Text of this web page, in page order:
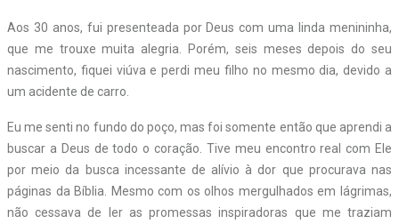
Aos 30 anos, fui presenteada por Deus com uma linda menininha,
que me trouxe muita alegria. Porém, seis meses depois do seu
nascimento, fiquei viúva e perdi meu filho no mesmo dia, devido a
um acidente de carro.
Eu me senti no fundo do poço, mas foi somente então que aprendi a
buscar a Deus de todo o coração. Tive meu encontro real com Ele
por meio da busca incessante de alívio à dor que procurava nas
páginas da Bíblia. Mesmo com os olhos mergulhados em lágrimas,
não cessava de ler as promessas inspiradoras que me traziam